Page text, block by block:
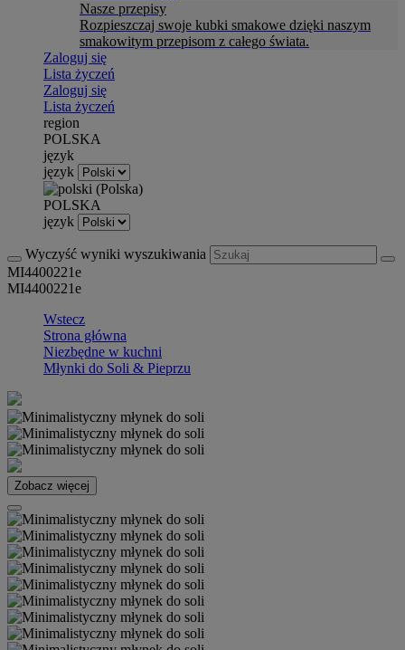
Nasze przepisy
Rozpieszczaj swoje kubki smakowe dzięki naszym
smakowitym przepisom z całego świata.
Zaloguj się
Lista życzeń
Zaloguj się
Lista życzeń
region
POLSKA
język
język
POLSKA
język
Wyczyść wyniki wyszukiwania
MI4400221e
MI4400221e
Wstecz
Strona główna
Niezbędne w kuchni
Młynki do Soli & Pieprzu
Zobacz więcej